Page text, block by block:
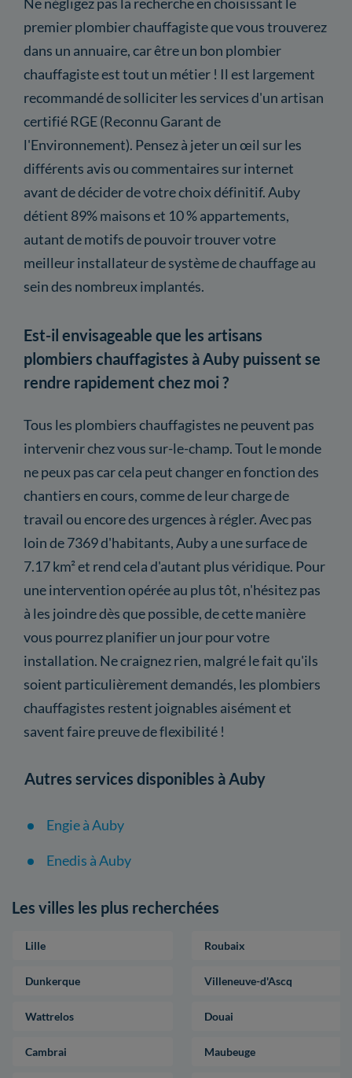
premier plombier chauffagiste que vous trouverez
dans un annuaire, car être un bon plombier
chauffagiste est tout un métier ! Il est largement
recommandé de solliciter les services d'un artisan
certifié RGE (Reconnu Garant de
l'Environnement). Pensez à jeter un œil sur les
différents avis ou commentaires sur internet
avant de décider de votre choix définitif. Auby
détient 89% maisons et 10 % appartements,
autant de motifs de pouvoir trouver votre
meilleur installateur de système de chauffage au
sein des nombreux implantés.
Est-il envisageable que les artisans
plombiers chauffagistes à Auby puissent se
rendre rapidement chez moi ?
Tous les plombiers chauffagistes ne peuvent pas
intervenir chez vous sur-le-champ. Tout le monde
ne peux pas car cela peut changer en fonction des
chantiers en cours, comme de leur charge de
travail ou encore des urgences à régler. Avec pas
loin de 7369 d'habitants, Auby a une surface de
7.17 km² et rend cela d'autant plus véridique. Pour
une intervention opérée au plus tôt, n'hésitez pas
à les joindre dès que possible, de cette manière
vous pourrez planifier un jour pour votre
installation. Ne craignez rien, malgré le fait qu'ils
soient particulièrement demandés, les plombiers
chauffagistes restent joignables aisément et
savent faire preuve de flexibilité !
Autres services disponibles à Auby
Engie à Auby
Enedis à Auby
Les villes les plus recherchées
Lille Roubaix
Dunkerque Villeneuve-d'Ascq
Wattrelos Douai
Cambrai Maubeuge